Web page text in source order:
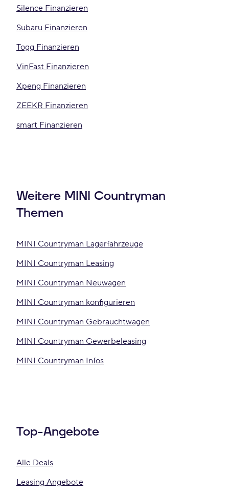
Silence Finanzieren
Subaru Finanzieren
Togg Finanzieren
VinFast Finanzieren
Xpeng Finanzieren
ZEEKR Finanzieren
smart Finanzieren
Weitere MINI Countryman
Themen
MINI Countryman Lagerfahrzeuge
MINI Countryman Leasing
MINI Countryman Neuwagen
MINI Countryman konfigurieren
MINI Countryman Gebrauchtwagen
MINI Countryman Gewerbeleasing
MINI Countryman Infos
Top-Angebote
Alle Deals
Leasing Angebote